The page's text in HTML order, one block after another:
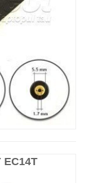
EC14T